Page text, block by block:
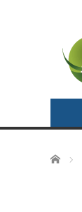
ホーム